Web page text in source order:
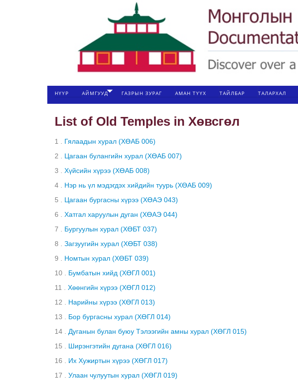
НҮҮР АЙМГУУД ГАЗРЫН ЗУРАГ АМАН ТҮҮХ ТАЙЛБАР ТАЛАРХАЛ
List of Old Temples in Хөвсгөл
1 . Гялаадын хурал (ХӨАБ 006)
2 . Цагаан булангийн хурал (ХӨАБ 007)
3 . Хүйсийн хүрээ (ХӨАБ 008)
4 . Нэр нь үл мэдэгдэх хийдийн туурь (ХӨАБ 009)
5 . Цагаан бургасны хүрээ (ХӨАЭ 043)
6 . Хатгал харуулын дуган (ХӨАЭ 044)
7 . Бургуулын хурал (ХӨБТ 037)
8 . Загзуугийн хурал (ХӨБТ 038)
9 . Номтын хурал (ХӨБТ 039)
10 . Бумбатын хийд (ХӨГЛ 001)
11 . Хөөнгийн хүрээ (ХӨГЛ 012)
12 . Нарийны хүрээ (ХӨГЛ 013)
13 . Бор бургасны хурал (ХӨГЛ 014)
14 . Дуганын булан буюу Тэлээгийн амны хурал (ХӨГЛ 015)
15 . Ширэнгэтийн дугана (ХӨГЛ 016)
16 . Их Хужиртын хүрээ (ХӨГЛ 017)
17 . Улаан чулуутын хурал (ХӨГЛ 019)